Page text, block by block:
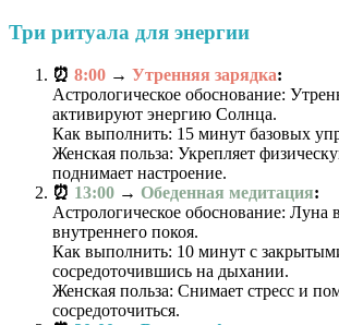
Три ритуала для энергии
⏰ 8:00 → Утренняя зарядка:
Астрологическое обоснование:
активируют энергию Солнца.
Как выполнить: 15 минут базовых
Женская польза: Укрепляет
поднимает настроение.
⏰ 13:00 → Обеденная медитация:
Астрологическое обоснование: Луна
внутреннего покоя.
Как выполнить: 10 минут с
сосредоточившись на дыхании.
Женская польза: Снимает стресс и
сосредоточиться.